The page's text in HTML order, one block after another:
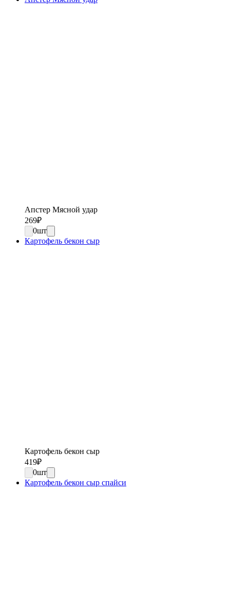
Апстер Мясной удар
269₽
0шт
Картофель бекон сыр
Картофель бекон сыр
419₽
0шт
Картофель бекон сыр спайси